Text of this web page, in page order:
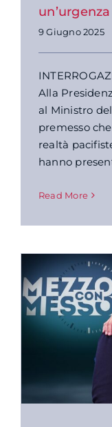
9 Giugno 2025
Alla
al Ministro
premesso
realtà
hanno
Read More